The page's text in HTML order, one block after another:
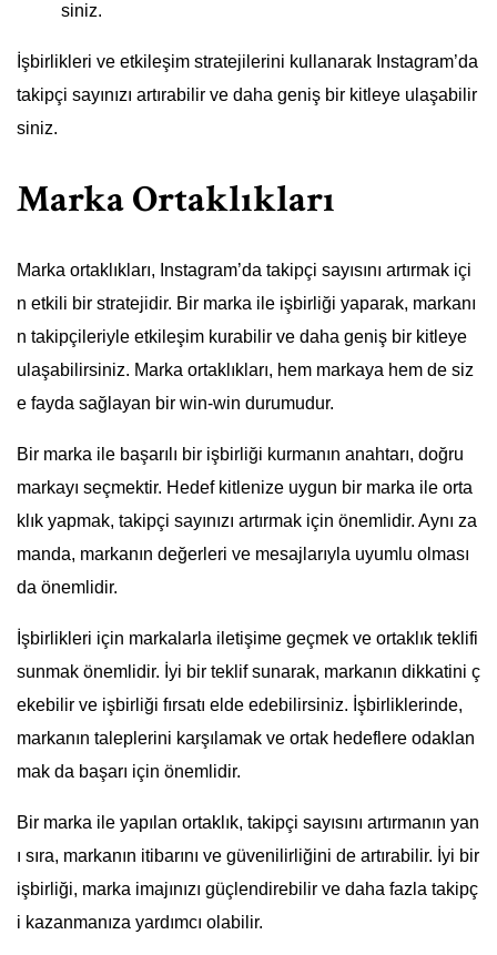
siniz.
İşbirlikleri ve etkileşim stratejilerini kullanarak Instagram’da
takipçi sayınızı artırabilir ve daha geniş bir kitleye ulaşabilir
siniz.
Marka Ortaklıkları
Marka ortaklıkları, Instagram’da takipçi sayısını artırmak içi
n etkili bir stratejidir. Bir marka ile işbirliği yaparak, markanı
n takipçileriyle etkileşim kurabilir ve daha geniş bir kitleye
ulaşabilirsiniz. Marka ortaklıkları, hem markaya hem de siz
e fayda sağlayan bir win-win durumudur.
Bir marka ile başarılı bir işbirliği kurmanın anahtarı, doğru
markayı seçmektir. Hedef kitlenize uygun bir marka ile orta
klık yapmak, takipçi sayınızı artırmak için önemlidir. Aynı za
manda, markanın değerleri ve mesajlarıyla uyumlu olması
da önemlidir.
İşbirlikleri için markalarla iletişime geçmek ve ortaklık teklifi
sunmak önemlidir. İyi bir teklif sunarak, markanın dikkatini ç
ekebilir ve işbirliği fırsatı elde edebilirsiniz. İşbirliklerinde,
markanın taleplerini karşılamak ve ortak hedeflere odaklan
mak da başarı için önemlidir.
Bir marka ile yapılan ortaklık, takipçi sayısını artırmanın yan
ı sıra, markanın itibarını ve güvenilirliğini de artırabilir. İyi bir
işbirliği, marka imajınızı güçlendirebilir ve daha fazla takipç
i kazanmanıza yardımcı olabilir.